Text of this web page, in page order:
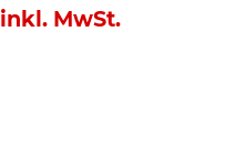
inkl. MwSt.